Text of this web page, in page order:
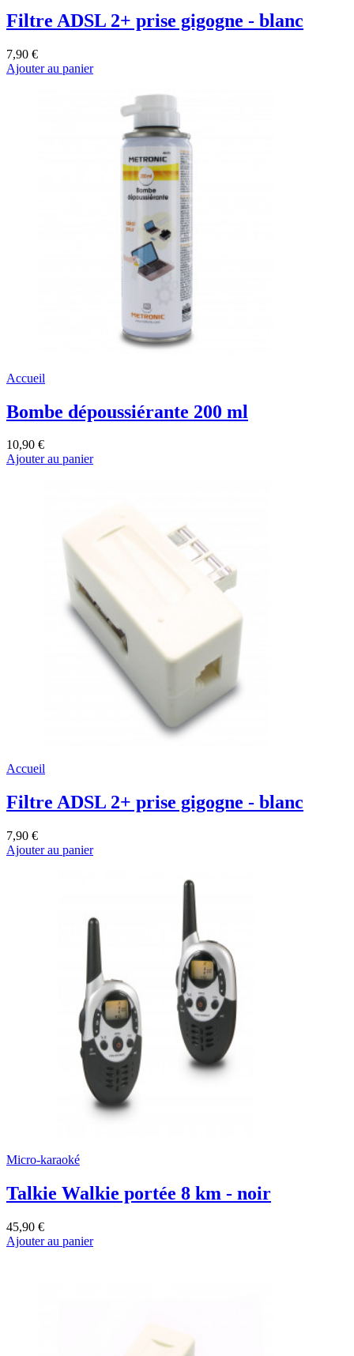
Filtre ADSL 2+ prise gigogne - blanc
7,90 €
Ajouter au panier
Accueil
Bombe dépoussiérante 200 ml
10,90 €
Ajouter au panier
Accueil
Filtre ADSL 2+ prise gigogne - blanc
7,90 €
Ajouter au panier
Micro-karaoké
Talkie Walkie portée 8 km - noir
45,90 €
Ajouter au panier